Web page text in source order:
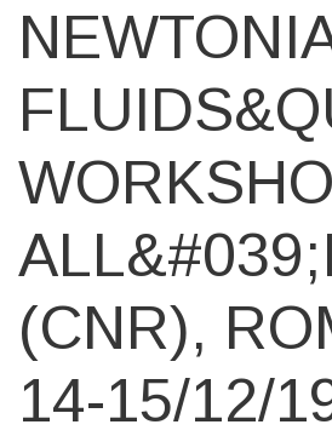
(CNR),
14-15/12/